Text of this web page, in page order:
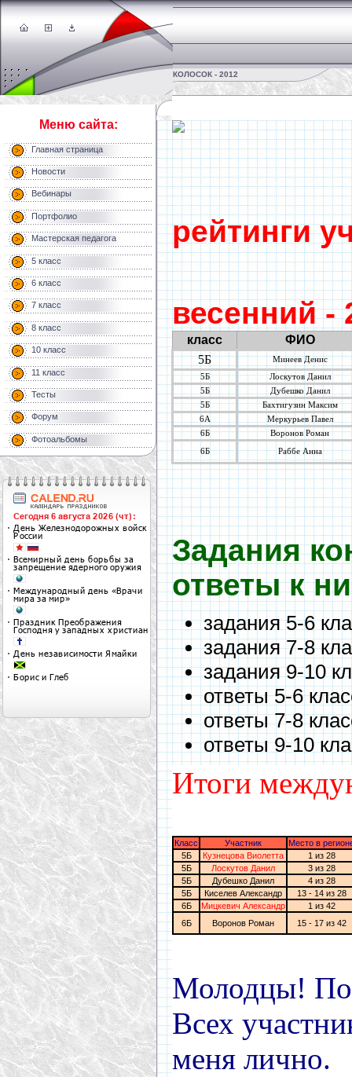
КОЛОСОК - 2012
Меню сайта:
Главная страница
Новости
Вебинары
Портфолио
Мастерская педагога
5 класс
6 класс
7 класс
8 класс
10 класс
11 класс
Тесты
Форум
Фотоальбомы
рейтинги
весенний -
класс
ФИО
5Б
Минеев Денис
5Б
Лоскутов Данил
5Б
Дубешко Данил
5Б
Бахтигузин Максим
6А
Меркурьев Павел
6Б
Воронов Роман
6Б Раббе Анна
Задания
ответы к
задания 5-6
задания 7-8
задания 9-10
ответы 5-6
ответы 7-8
ответы 9-10
Итоги
Класс Участник
Место в
5Б
Кузнецова Виолетта
1 из 28
5Б
Лоскутов Данил
3 из 28
5Б
Дубешко Данил
4 из 28
5Б
Киселев Александр
13 - 14 из 28
6Б
Мицкевич Александр
1 из 42
6Б
Воронов Роман 15 - 17 из 42
Молодцы!
Всех
меня лично.